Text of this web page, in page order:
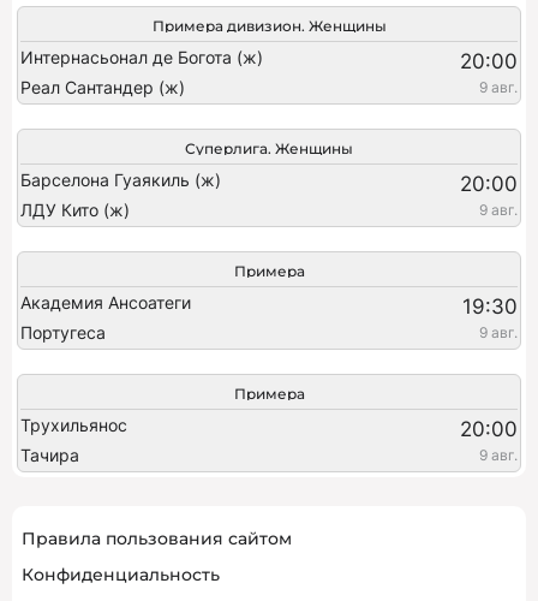
Примера дивизион. Женщины
Интернасьонал де Богота (ж) 20:00
Реал Сантандер (ж) 9 авг.
Суперлига. Женщины
Барселона Гуаякиль (ж) 20:00
ЛДУ Кито (ж) 9 авг.
Примера
Академия Ансоатеги 19:30
Португеса 9 авг.
Примера
Трухильянос 20:00
Тачира 9 авг.
Правила пользования сайтом
Конфиденциальность